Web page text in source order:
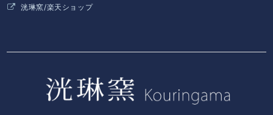
洸琳窯/楽天ショップ